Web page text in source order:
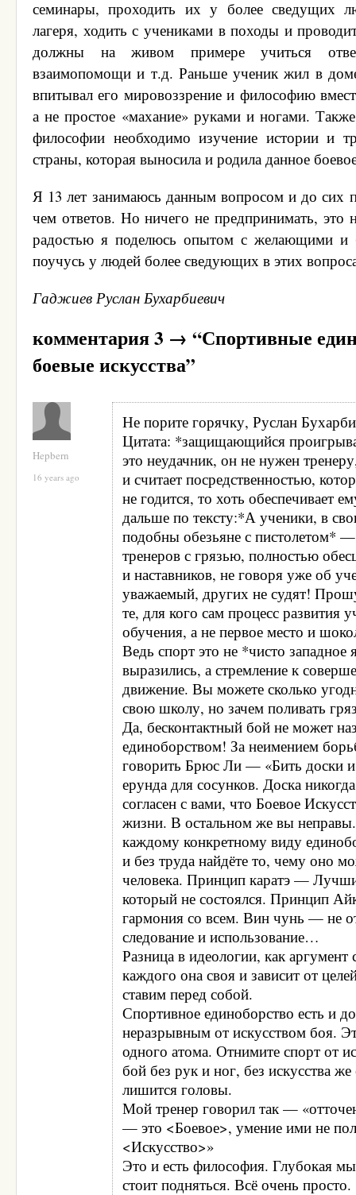
семинары, проходить их у более сведущих
лагеря, ходить с учениками в походы и
должны на живом примере учиться
взаимопомощи и т.д. Раньше ученик жил в
впитывал его мировоззрение и философию
а не простое «махание» руками и ногами.
философии необходимо изучение истории и
страны, которая выносила и родила данное
Я 13 лет занимаюсь данным вопросом и до сих
чем ответов. Но ничего не предпринимать,
радостью я поделюсь опытом с желающими и
поучусь у людей более сведующих в этих
Гаджиев Руслан Бухарбиевич
комментария 3 → “Спортивные
боевые искусства”
Hepbern
16 years ago
Не порите горячку, Руслан
Цитата: *защищающийся
это неудачник, он не нужен
и считает посредственностью,
не годится, то хоть обеспечивает
дальше по тексту:*А ученики, в
подобны обезьяне с пистолетом*
тренеров с грязью, полностью
и наставников, не говоря уже об
уважаемый, других не судят!
те, для кого сам процесс развития
обучения, а не первое место и
Ведь спорт это не *чисто западное
выразились, а стремление к
движение. Вы можете сколько
свою школу, но зачем поливать
Да, бесконтактный бой не может
единоборством! За неимением
говорить Брюс Ли — «Бить доски
ерунда для сосунков. Доска
согласен с вами, что Боевое
жизни. В остальном же вы
каждому конкретному виду
и без труда найдёте то, чему оно
человека. Принцип каратэ —
который не состоялся. Принцип
гармония со всем. Вин чунь — не
следование и использование…
Разница в идеологии, как
каждого она своя и зависит от
ставим перед собой.
Спортивное единоборство есть и
неразрывным от искусством боя.
одного атома. Отнимите спорт от
бой без рук и ног, без искусства
лишится головы.
Мой тренер говорил так —
— это <Боевое>, умение ими не
<Искусство>»
Это и есть философия. Глубокая
стоит подняться. Всё очень просто.